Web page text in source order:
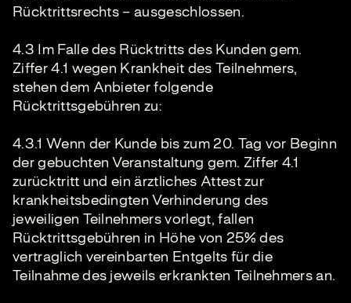
Rücktrittsrechts – ausgeschlossen.
4.3 Im Falle des Rücktritts des Kunden gem.
Ziffer 4.1 wegen Krankheit des Teilnehmers,
stehen dem Anbieter folgende
Rücktrittsgebühren zu:
4.3.1 Wenn der Kunde bis zum 20. Tag vor Beginn
der gebuchten Veranstaltung gem. Ziffer 4.1
zurücktritt und ein ärztliches Attest zur
krankheitsbedingten Verhinderung des
jeweiligen Teilnehmers vorlegt, fallen
Rücktrittsgebühren in Höhe von 25% des
vertraglich vereinbarten Entgelts für die
Teilnahme des jeweils erkrankten Teilnehmers an.